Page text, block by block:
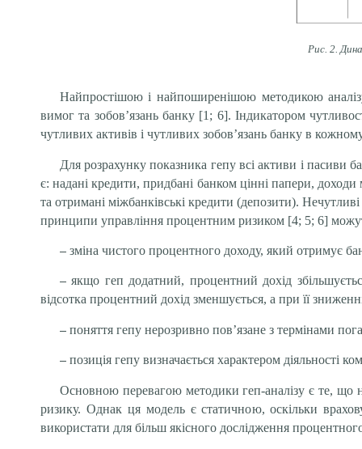
Рис. 2.
Найпростішою і найпоширенішою методикою
вимог та зобов’язань банку [1; 6]. Індикатором
чутливих активів і чутливих зобов’язань банку в
Для розрахунку показника гепу всі активи і пасиви
є: надані кредити, придбані банком цінні папери,
та отримані міжбанківські кредити (депозити).
принципи управління процентним ризиком [4; 5; 6]
– зміна чистого процентного доходу, який отримує
–якщо геп додатний, процентний дохід
відсотка процентний дохід зменшується, а при її
– поняття гепу нерозривно пов’язане з термінами
– позиція гепу визначається характером діяльності
Основною перевагою методики геп-аналізу є те, що
ризику. Однак ця модель є статичною, оскільки
використати для більш якісного дослідження